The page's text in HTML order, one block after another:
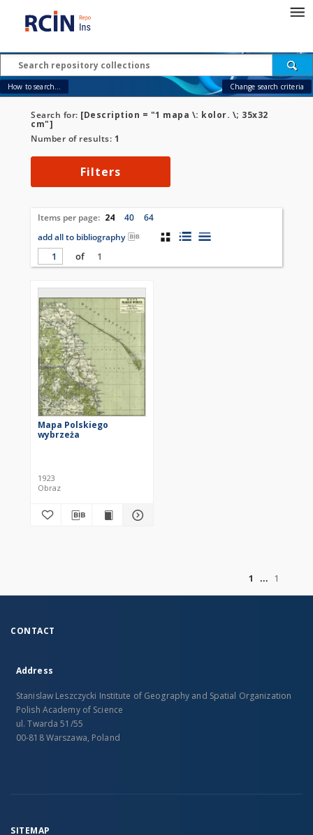
How to search... Change search criteria
Search for: [Description = "1 mapa \: kolor. \; 35x32
cm"]
Number of results: 1
Filters
Items per page: 24 40
64
add all to bibliography
of
1
Mapa Polskiego
wybrzeża
1923
Obraz
1
1
CONTACT
Address
Stanislaw Leszczycki Institute of Geography and Spatial Organization
Polish Academy of Science
ul. Twarda 51/55
00-818 Warszawa, Poland
SITEMAP